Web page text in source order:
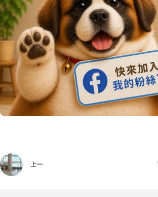
上一